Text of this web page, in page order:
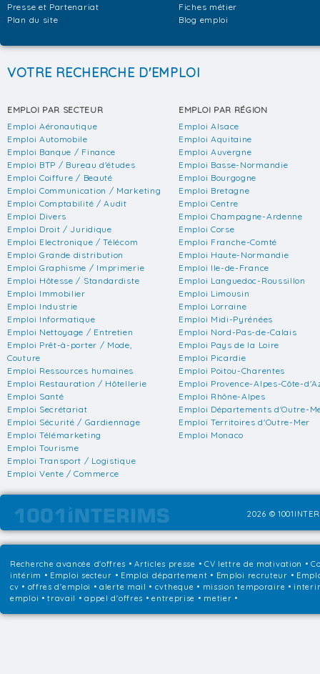
Presse et Partenariat
Plan du site
Fiches métier
Blog emploi
VOTRE RECHERCHE D'EMPLOI
EMPLOI PAR SECTEUR
Emploi Aéronautique
Emploi Automobile
Emploi Banque / Finance
Emploi BTP / Bureau d'études
Emploi Coiffure / Beauté
Emploi Communication / Marketing
Emploi Comptabilité / Audit
Emploi Divers
Emploi Droit / Juridique
Emploi Electronique / Télécom
Emploi Grande distribution
Emploi Graphisme / Imprimerie
Emploi Hôtesse / Standardiste
Emploi Immobilier
Emploi Industrie
Emploi Informatique
Emploi Nettoyage / Entretien
Emploi Prêt-à-porter / Mode,
Couture
Emploi Ressources humaines
Emploi Restauration / Hôtellerie
Emploi Santé
Emploi Secrétariat
Emploi Sécurité / Gardiennage
Emploi Télémarketing
Emploi Tourisme
Emploi Transport / Logistique
Emploi Vente / Commerce
EMPLOI PAR RÉGION
Emploi Alsace
Emploi Aquitaine
Emploi Auvergne
Emploi Basse-Normandie
Emploi Bourgogne
Emploi Bretagne
Emploi Centre
Emploi Champagne-Ardenne
Emploi Corse
Emploi Franche-Comté
Emploi Haute-Normandie
Emploi Ile-de-France
Emploi Languedoc-Roussillon
Emploi Limousin
Emploi Lorraine
Emploi Midi-Pyrénées
Emploi Nord-Pas-de-Calais
Emploi Pays de la Loire
Emploi Picardie
Emploi Poitou-Charentes
Emploi Provence-Alpes-Côte-
Emploi Rhône-Alpes
Emploi Départements d'Outre-
Emploi Territoires d'Outre-Mer
Emploi Monaco
2026 ©
Recherche avancée d'offres •Articles presse • CV lettre de motivation •
intérim • Emploi secteur • Emploi département • Emploi recruteur •
cv • offres d'emploi • alerte mail • cvtheque • mission temporaire •
emploi • travail • appel d'offres • entreprise • metier •